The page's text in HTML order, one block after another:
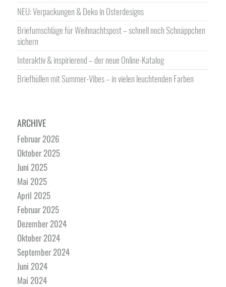
NEU: Verpackungen & Deko in Osterdesigns
Briefumschläge für Weihnachtspost – schnell noch Schnäppchen
sichern
Interaktiv & inspirierend – der neue Online-Katalog
Briefhüllen mit Summer-Vibes – in vielen leuchtenden Farben
ARCHIVE
Februar 2026
Oktober 2025
Juni 2025
Mai 2025
April 2025
Februar 2025
Dezember 2024
Oktober 2024
September 2024
Juni 2024
Mai 2024